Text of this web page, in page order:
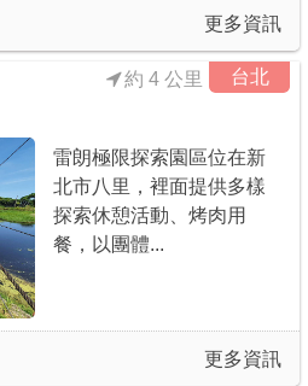
更多資訊
台北
約 4 公里
雷朗極限探索園區位在新
北市八里，裡面提供多樣
探索休憩活動、烤肉用
餐，以團體...
更多資訊